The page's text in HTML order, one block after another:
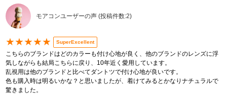
モアコンユーザーの声 (投稿件数:2)
★★★★★ SuperExcellent
こちらのブランドはどのカラーも付け心地が良く、他のブランドのレンズに浮
気しながらも結局こちらに戻り、10年近く愛用しています。
乱視用は他のブランドと比べてダントツで付け心地が良いです。
色も購入時は明るいかな？と思いましたが、着けてみるとかなりナチュラルで
驚きました。